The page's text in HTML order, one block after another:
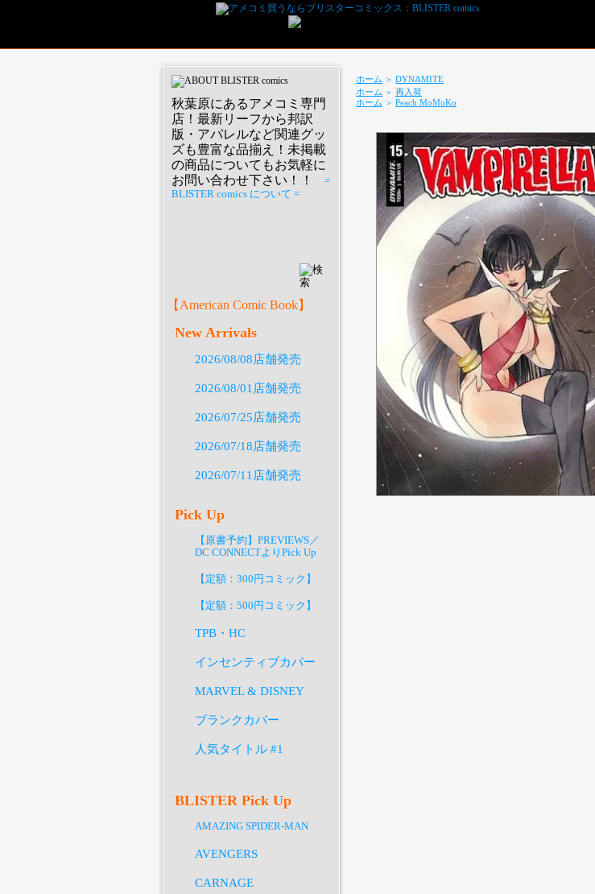
ホーム ＞ DYNAMITE
ホーム ＞ 再入荷
ホーム ＞ Peach MoMoKo
秋葉原にあるアメコミ専門
店！最新リーフから邦訳
版・アパレルなど関連グッ
ズも豊富な品揃え！未掲載
の商品についてもお気軽に
お問い合わせ下さい！！
=
BLISTER comics について =
PREVIEWS予約オーダー用紙ダウンロード
【American Comic Book】
New Arrivals
2026/08/08店舗発売
2026/08/01店舗発売
2026/07/25店舗発売
2026/07/18店舗発売
2026/07/11店舗発売
Pick Up
【原書予約】PREVIEWS／
DC CONNECTよりPick Up
【定額：300円コミック】
【定額：500円コミック】
TPB・HC
インセンティブカバー
MARVEL & DISNEY
ブランクカバー
人気タイトル #1
BLISTER Pick Up
AMAZING SPIDER-MAN
AVENGERS
CARNAGE